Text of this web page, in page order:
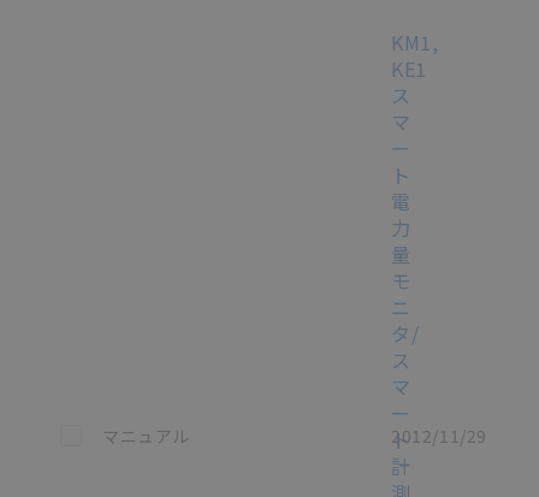
この資料を選択
マニュアル
KM1,
KE1
ス
マ
ー
ト
電
力
量
モ
ニ
タ/
ス
マ
ー
ト
計
2012/11/29